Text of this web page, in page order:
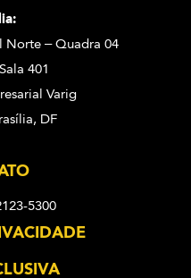
Norte – Quadra 04
401
Varig
DF
5300